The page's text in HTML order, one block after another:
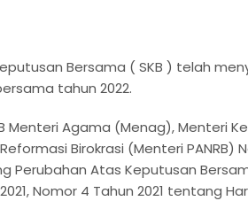
Bersama ( SKB ) telah
tahun 2022.
Agama (Menag), Menteri
Birokrasi (Menteri PANRB)
Perubahan Atas Keputusan
Nomor 4 Tahun 2021 tentang